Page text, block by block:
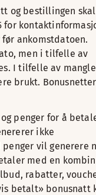
og bestillingen
for
ankomstdatoen.
men i tilfelle av
I tilfelle av
brukt.
penger for å
ikke
vil generere
med en
rabatter,
betalt» bonusnatt